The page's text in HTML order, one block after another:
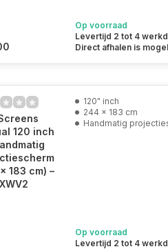
Op voorraad
Levertijd 2 tot 4
Direct afhalen is
120 inch
183 cm) –
120" inch
244 x 183 cm
Handmatig
Op voorraad
Levertijd 2 tot 4